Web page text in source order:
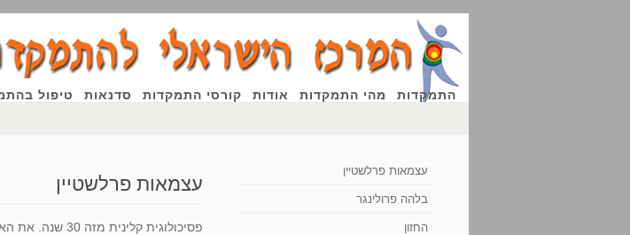
התמקדות מהי התמקדות אודות קורסי התמקדות סדנאות טיפול
עצמאות פרלשטיין
פסיכולוגית
עצמאות פרלשטיין
בלהה פרולינגר
החזון